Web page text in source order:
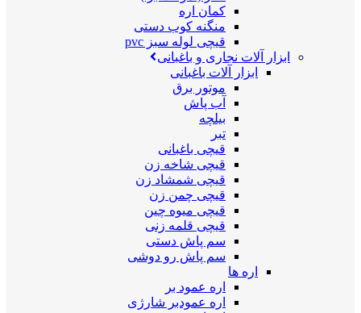
کمان اره
منگنه کوب دستی
قیچی لوله سبز pvc
ابزار آلات نجاری و باغبانی
ابزار آلات باغبانی
موتور برق
آب پاش
بیلچه
تبر
قیچی باغبانی
قیچی شاخه زن
قیچی شمشاد زن
قیچی چمن زن
قیچی میوه چین
قیچی قلمه زنی
سم پاش دستی
سم پاش رو دوشی
اره ها
اره عمود بر
اره عمودبر شارژی